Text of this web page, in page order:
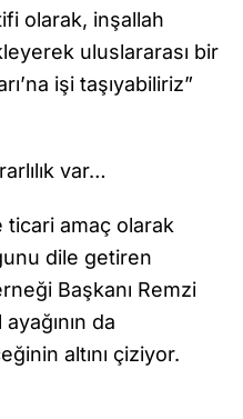
olarak, inşallah
uluslararası bir
işi taşıyabiliriz”
var…
ticari amaç olarak
dile getiren
Başkanı Remzi
da
altını çiziyor.